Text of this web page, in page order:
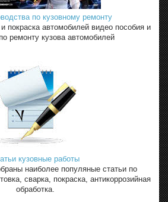
по кузовному ремонту
покраска автомобилей видео пособия и
ремонту кузова автомобилей
кузовные работы
наиболее популяные статьи по
сварка, покраска, антикоррозийная
обработка.